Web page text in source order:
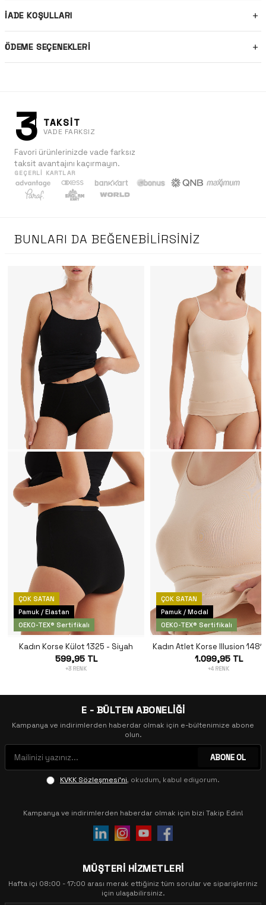
İADE KOŞULLARI
ÖDEME SEÇENEKLERI
3 TAKSİT
VADE FARKSIZ
Favori ürünlerinizde vade farksız
taksit avantajını kaçırmayın.
GEÇERLI KARTLAR
BUNLARI DA BEĞENEBILIRSINIZ
ÇOK SATAN
Pamuk / Elastan
OEKO-TEX® Sertifikalı
Kadın Korse Külot 1325 - Siyah
599,95 TL
+3 RENK
ÇOK SATAN
Pamuk / Modal
OEKO-TEX® Sertifikalı
Kadın Atlet Korse Illusion 1481
1.099,95 TL
+4 RENK
E - BÜLTEN ABONELİĞİ
Kampanya ve indirimlerden haberdar olmak için e-bültenimize abone
olun.
ABONE OL
KVKK Sözleşmesi'ni, okudum, kabul ediyorum.
Kampanya ve indirimlerden haberdar olmak için bizi Takip Edin!
MÜŞTERİ HİZMETLERİ
Hafta içi 08:00 - 17:00 arası merak ettiğiniz tüm sorular ve siparişleriniz
için ulaşabilirsiniz.